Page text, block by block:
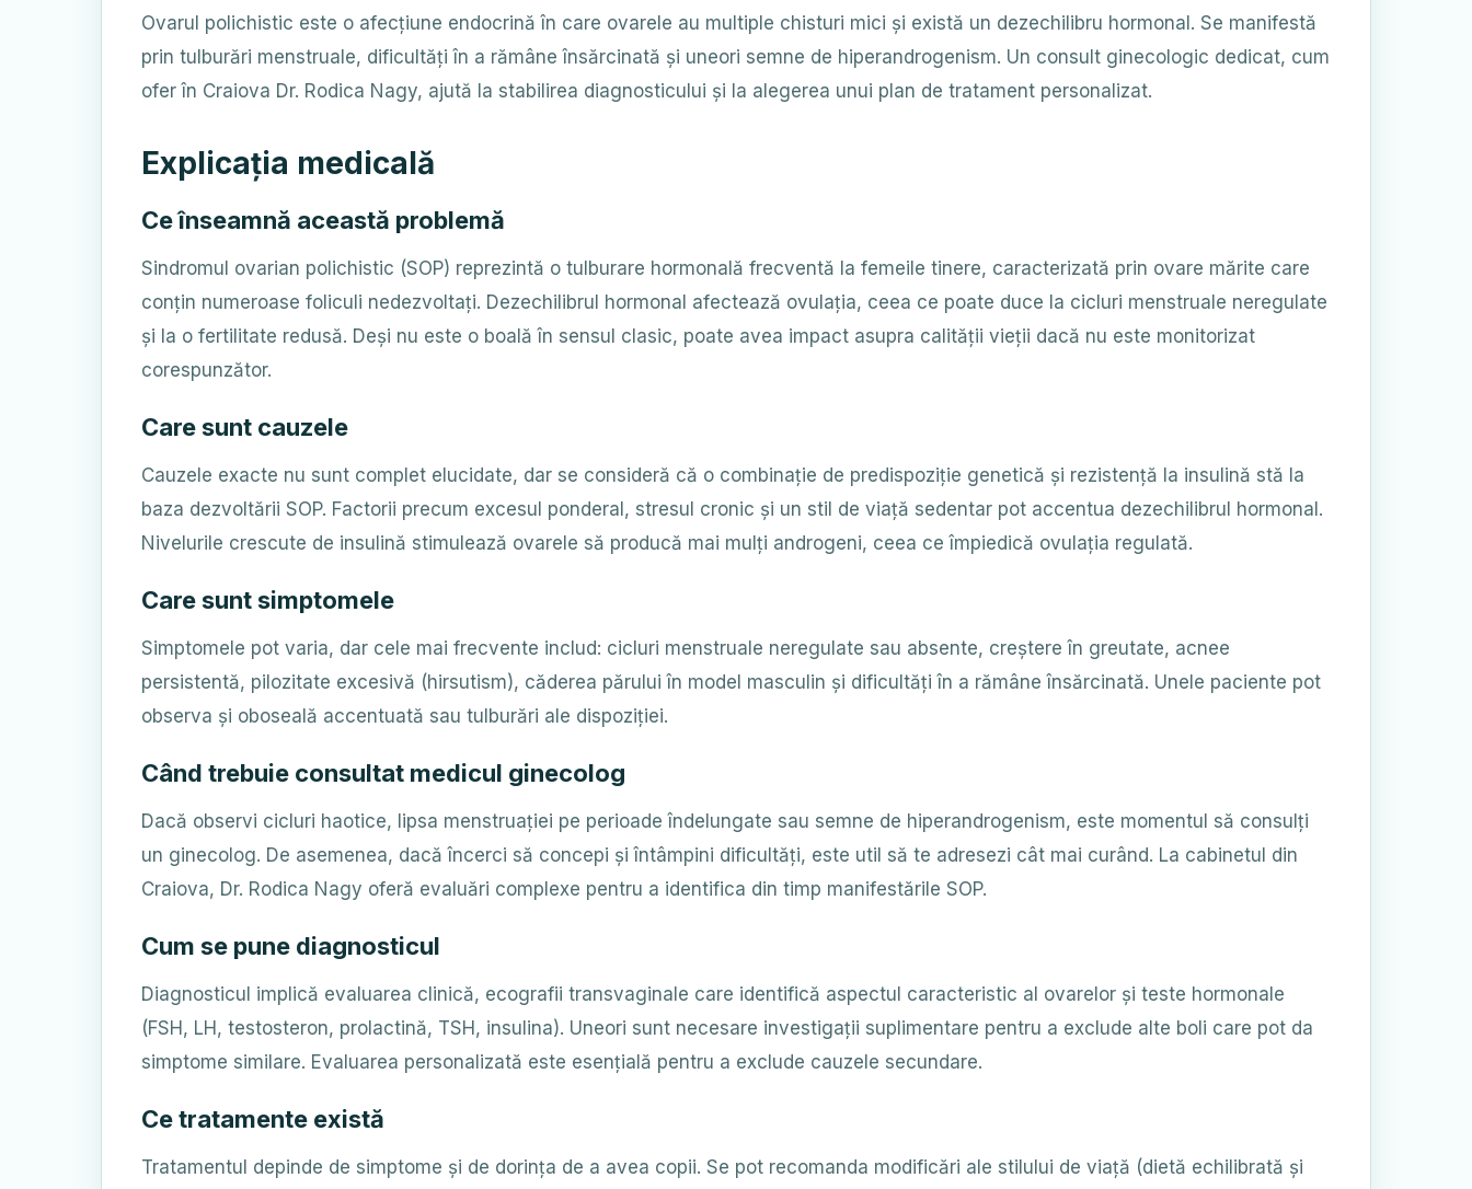
Ovarul polichistic este o afecțiune endocrină în care ovarele au multiple chisturi mici și există un dezechilibru hormonal. Se manifestă
prin tulburări menstruale, dificultăți în a rămâne însărcinată și uneori semne de hiperandrogenism. Un consult ginecologic dedicat, cum
ofer în Craiova Dr. Rodica Nagy, ajută la stabilirea diagnosticului și la alegerea unui plan de tratament personalizat.
Explicația medicală
Ce înseamnă această problemă
Sindromul ovarian polichistic (SOP) reprezintă o tulburare hormonală frecventă la femeile tinere, caracterizată prin ovare mărite care
conțin numeroase foliculi nedezvoltați. Dezechilibrul hormonal afectează ovulația, ceea ce poate duce la cicluri menstruale neregulate
și la o fertilitate redusă. Deși nu este o boală în sensul clasic, poate avea impact asupra calității vieții dacă nu este monitorizat
corespunzător.
Care sunt cauzele
Cauzele exacte nu sunt complet elucidate, dar se consideră că o combinație de predispoziție genetică și rezistență la insulină stă la
baza dezvoltării SOP. Factorii precum excesul ponderal, stresul cronic și un stil de viață sedentar pot accentua dezechilibrul hormonal.
Nivelurile crescute de insulină stimulează ovarele să producă mai mulți androgeni, ceea ce împiedică ovulația regulată.
Care sunt simptomele
Simptomele pot varia, dar cele mai frecvente includ: cicluri menstruale neregulate sau absente, creștere în greutate, acnee
persistentă, pilozitate excesivă (hirsutism), căderea părului în model masculin și dificultăți în a rămâne însărcinată. Unele paciente pot
observa și oboseală accentuată sau tulburări ale dispoziției.
Când trebuie consultat medicul ginecolog
Dacă observi cicluri haotice, lipsa menstruației pe perioade îndelungate sau semne de hiperandrogenism, este momentul să consulți
un ginecolog. De asemenea, dacă încerci să concepi și întâmpini dificultăți, este util să te adresezi cât mai curând. La cabinetul din
Craiova, Dr. Rodica Nagy oferă evaluări complexe pentru a identifica din timp manifestările SOP.
Cum se pune diagnosticul
Diagnosticul implică evaluarea clinică, ecografii transvaginale care identifică aspectul caracteristic al ovarelor și teste hormonale
(FSH, LH, testosteron, prolactină, TSH, insulina). Uneori sunt necesare investigații suplimentare pentru a exclude alte boli care pot da
simptome similare. Evaluarea personalizată este esențială pentru a exclude cauzele secundare.
Ce tratamente există
Tratamentul depinde de simptome și de dorința de a avea copii. Se pot recomanda modificări ale stilului de viață (dietă echilibrată și